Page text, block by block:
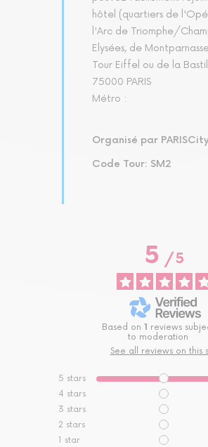
hôtel (quartiers de
l'Arc de Triomphe/
Elysées, de
Tour Eiffel ou de la
75000 PARIS
Métro :
Organisé par
Code Tour: SM2
5 / 5
Based on 1 reviews
to moderation
See all reviews on this
5 stars
4 stars
3 stars
2 stars
1 star